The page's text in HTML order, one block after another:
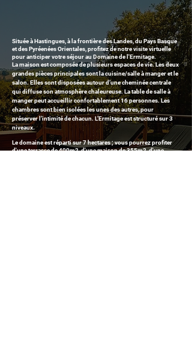
Situéeà Hastingues, à la frontière des Landes, du Pays Basque
et des Pyréenées Orientales, profitez de notre visite virtuelle
pour anticiper votre séjour au Domaine de l'Ermitage.
La maison est composée de plusieurs espaces de vie. Les deux
grandes pièces principales sont la cuisine/salle à manger et le
salon. Elles sont disposées autour d’une cheminée centrale
qui diffuse son atmosphère chaleureuse. La table de salle à
manger peut accueillir confortablement 16 personnes. Les
chambres sont bien isolées les unes des autres, pour
préserver l’intimité de chacun. L’Ermitage est structuré sur 3
niveaux.
Le domaine est réparti sur 7 hectares ; vous pourrez profiter
d'une terrasse de 400m2, d'une maison de 355m2, d'une